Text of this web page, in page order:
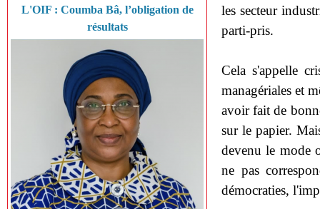
L'OIF : Coumba Bâ, l’obligation de
résultats
les secteur
parti-pris.
Cela s'appelle
managériales et
avoir fait de
sur le papier.
devenu le mode
ne pas
démocraties,